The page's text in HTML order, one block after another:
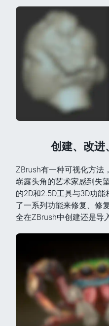
创建、改进
ZBrush有一种可视化方法
崭露头角的艺术家感到失
的2D和2.5D工具与3D功
了一系列功能来修复、修
全在ZBrush中创建还是导